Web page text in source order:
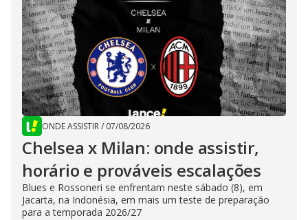
ONDE ASSISTIR/ 07/08/2026
Chelsea x Milan: onde assistir,
horário e prováveis escalações
Blues e Rossoneri se enfrentam neste sábado (8), em
Jacarta, na Indonésia, em mais um teste de preparação
para a temporada 2026/27